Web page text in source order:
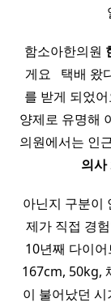
​ 함소아한의원
게요 ​ ​ 택배 왔
를 받게 되었
양제로 유명해
의원에서는 인
의사
아닌지 구분이
제가 직접 경
10년째 다이
167cm, 50kg,
이 불어났던